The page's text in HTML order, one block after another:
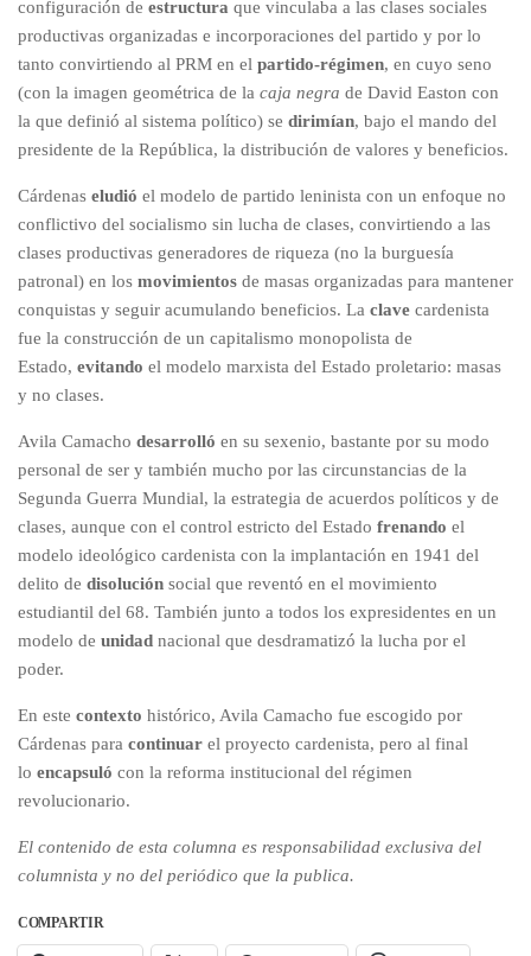
configuración de estructura que vinculaba a las clases sociales
productivas organizadas e incorporaciones del partido y por lo
tanto convirtiendo al PRM en el partido-régimen, en cuyo seno
(con la imagen geométrica de la caja negra de David Easton con
la que definió al sistema político) se dirimían, bajo el mando del
presidente de la República, la distribución de valores y beneficios.
Cárdenas eludió el modelo de partido leninista con un enfoque no
conflictivo del socialismo sin lucha de clases, convirtiendo a las
clases productivas generadores de riqueza (no la burguesía
patronal) en los movimientos de masas organizadas para mantener
conquistas y seguir acumulando beneficios. La clave cardenista
fue la construcción de un capitalismo monopolista de
Estado, evitando el modelo marxista del Estado proletario: masas
y no clases.
Avila Camacho desarrolló en su sexenio, bastante por su modo
personal de ser y también mucho por las circunstancias de la
Segunda Guerra Mundial, la estrategia de acuerdos políticos y de
clases, aunque con el control estricto del Estado frenando el
modelo ideológico cardenista con la implantación en 1941 del
delito de disolución social que reventó en el movimiento
estudiantil del 68. También junto a todos los expresidentes en un
modelo de unidad nacional que desdramatizó la lucha por el
poder.
En este contexto histórico, Avila Camacho fue escogido por
Cárdenas para continuar el proyecto cardenista, pero al final
lo encapsuló con la reforma institucional del régimen
revolucionario.
El contenido de esta columna es responsabilidad exclusiva del
columnista y no del periódico que la publica.
COMPARTIR